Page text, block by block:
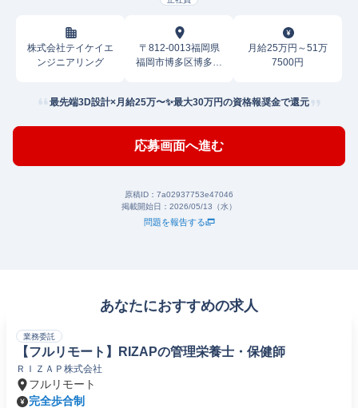
株式会社テイケイエ
ンジニアリング
〒812-0013福岡県
福岡市博多区博多駅
月給25万円～51万
7500円
最先端3D設計×月給25万〜✨最大30万円の資格報奨金で還元
応募画面へ進む
原稿ID： 7a02937753e47046
掲載開始日： 2026/05/13（水）
問題を報告する
あなたにおすすめの求人
業務委託
【フルリモート】RIZAPの管理栄養士・保健師
ＲＩＺＡＰ株式会社
フルリモート
完全歩合制